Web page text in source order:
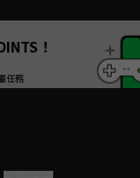
見諒
！
任務